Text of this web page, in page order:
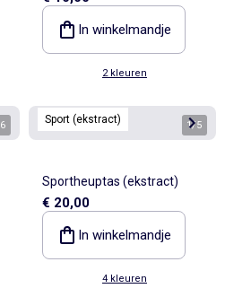
In winkelmandje
2 kleuren
6 Sport (ekstract) 1/5
Sportheuptas (ekstract)
€ 20,00
In winkelmandje
4 kleuren